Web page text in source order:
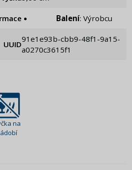
Balení: Výrobcu
UUID
91e1e93b-cbb9-48f1-9a15-
a0270c3615f1
na